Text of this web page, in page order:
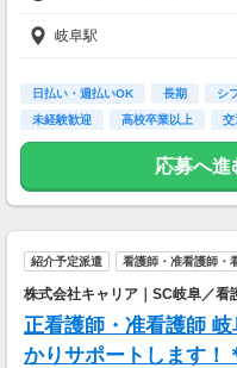
岐阜駅
日払い・週払いOK 長期 シ
未経験歓迎
高校卒業以上 交
応募へ進
紹介予定派遣 看護師・准看護師・
株式会社キャリア｜SC岐阜／看
正看護師・准看護師
かりサポートします！